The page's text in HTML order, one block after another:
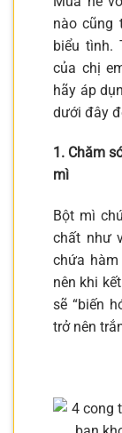
nào cũng
biểu tình.
của chị
hãy áp
dưới đây
1. Chăm
mì
Bột mì
chất như
chứa
nên khi
sẽ “biến
trở nên